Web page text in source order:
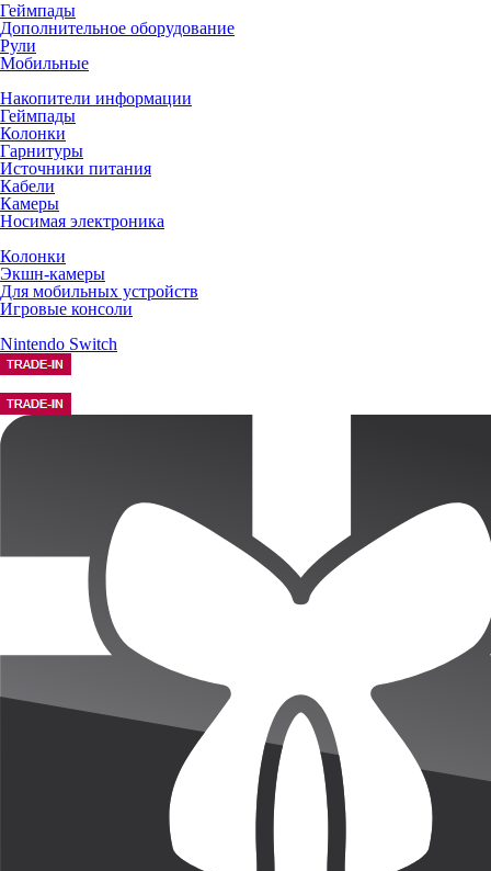
Геймпады
Дополнительное оборудование
Рули
Мобильные
Накопители информации
Геймпады
Колонки
Гарнитуры
Источники питания
Кабели
Камеры
Носимая электроника
Колонки
Экшн-камеры
Для мобильных устройств
Игровые консоли
Nintendo Switch